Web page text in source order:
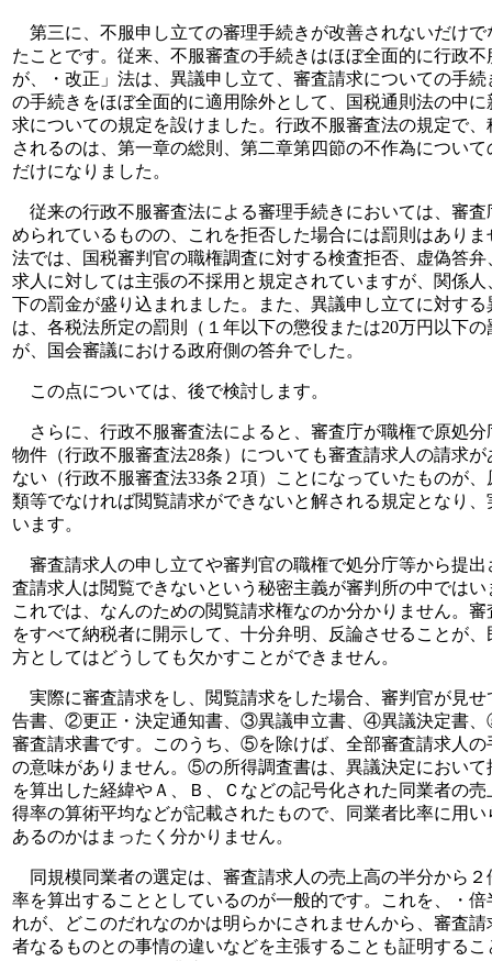
第三に、不服申し立ての審理手続きが改善されないだけ
たことです。従来、不服審査の手続きはほぼ全面的に行政
が、・改正」法は、異議申し立て、審査請求についての手
の手続きをほぼ全面的に適用除外として、国税通則法の中
求についての規定を設けました。行政不服審査法の規定で
されるのは、第一章の総則、第二章第四節の不作為につい
だけになりました。
従来の行政不服審査法による審理手続きにおいては、審
められているものの、これを拒否した場合には罰則はあり
法では、国税審判官の職権調査に対する検査拒否、虚偽答
求人に対しては主張の不採用と規定されていますが、関係
下の罰金が盛り込まれました。また、異議申し立てに対す
は、各税法所定の罰則（１年以下の懲役または20万円以下
が、国会審議における政府側の答弁でした。
この点については、後で検討します。
さらに、行政不服審査法によると、審査庁が職権で原処
物件（行政不服審査法28条）についても審査請求人の請求
ない（行政不服審査法33条２項）ことになっていたものが
類等でなければ閲覧請求ができないと解される規定となり
います。
審査請求人の申し立てや審判官の職権で処分庁等から提
査請求人は閲覧できないという秘密主義が審判所の中では
これでは、なんのための閲覧請求権なのか分かりません。
をすべて納税者に開示して、十分弁明、反論させることが
方としてはどうしても欠かすことができません。
実際に審査請求をし、閲覧請求をした場合、審判官が見
告書、②更正・決定通知書、③異議申立書、④異議決定書
審査請求書です。このうち、⑤を除けば、全部審査請求人
の意味がありません。⑤の所得調査書は、異議決定におい
を算出した経緯やＡ、Ｂ、Ｃなどの記号化された同業者の
得率の算術平均などが記載されたもので、同業者比率に用
あるのかはまったく分かりません。
同規模同業者の選定は、審査請求人の売上高の半分から
率を算出することとしているのが一般的です。これを、・
れが、どこのだれなのかは明らかにされませんから、審査
者なるものとの事情の違いなどを主張することも証明する